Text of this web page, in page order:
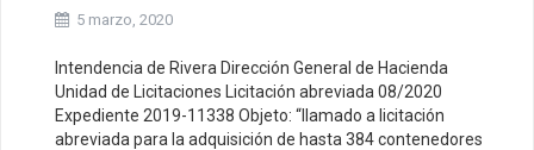
5 marzo, 2020
Intendencia de Rivera Dirección General de Hacienda
Unidad de Licitaciones Licitación abreviada 08/2020
Expediente 2019-11338 Objeto: “llamado a licitación
abreviada para la adquisición de hasta 384 contenedores